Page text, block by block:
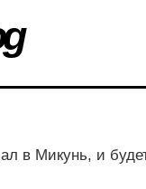
в Микунь, и